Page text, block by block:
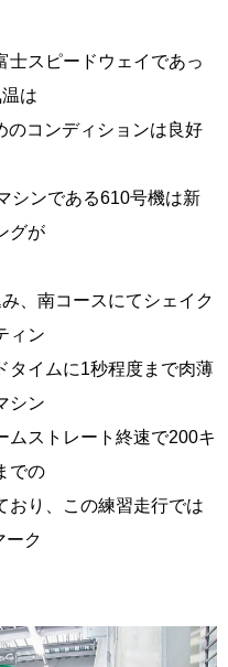
士スピードウェイであっ
は
コンディションは良好
シンである610号機は新
グが
、南コースにてシェイク
ィン
タイムに1秒程度まで肉薄
シン
ムストレート終速で200キ
での
おり、この練習走行では
ーク